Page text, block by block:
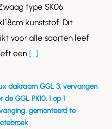
type SK06
kunststof. Dit
voor alle soorten leef
een [...]
dakraam GGL 3, vervangen
de GGL PK10. 1 op 1
gemonteerd te